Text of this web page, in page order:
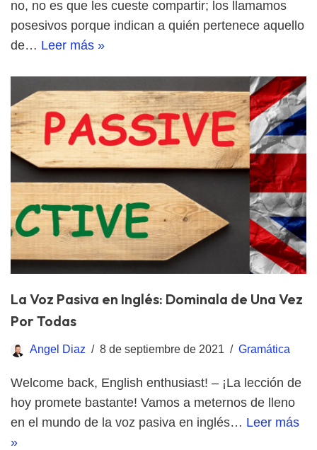
no, no es que les cueste compartir; los llamamos
posesivos porque indican a quién pertenece aquello
de… Leer más »
La Voz Pasiva en Inglés: Dominala de Una Vez
Por Todas
Angel Diaz 8 de septiembre de 2021 Gramática
Welcome back, English enthusiast! – ¡La lección de
hoy promete bastante! Vamos a meternos de lleno
en el mundo de la voz pasiva en inglés… Leer más
»